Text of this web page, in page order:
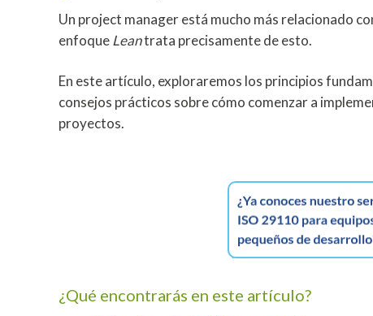
Un project manager está mucho más relacionado
enfoqueLeantrata precisamente de esto.
En este artículo, exploraremos los principios
consejos prácticos sobre cómo comenzar a
proyectos.
¿Qué encontrarás en este artículo?